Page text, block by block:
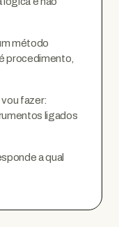
método
procedimento,
fazer:
ligados
a qual